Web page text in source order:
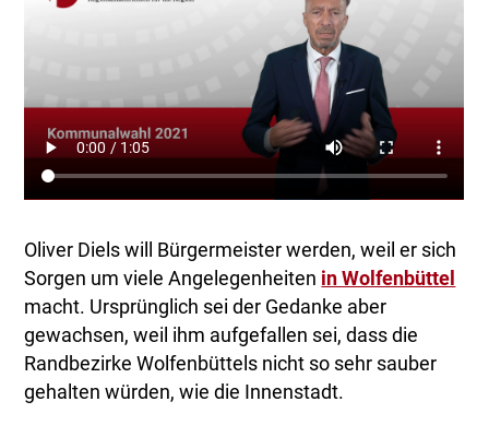
Oliver Diels will Bürgermeister werden, weil er sich
Sorgen um viele Angelegenheiten in Wolfenbüttel
macht. Ursprünglich sei der Gedanke aber
gewachsen, weil ihm aufgefallen sei, dass die
Randbezirke Wolfenbüttels nicht so sehr sauber
gehalten würden, wie die Innenstadt.